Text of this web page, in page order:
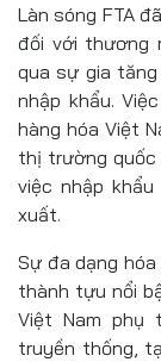
Làn sóng FTA
đối với thương
qua sự gia
nhập khẩu.
hàng hóa Việt
thị trường
việc nhập
xuất.
Sự đa dạng
thành tựu nổi
Việt Nam phụ
truyền thống,